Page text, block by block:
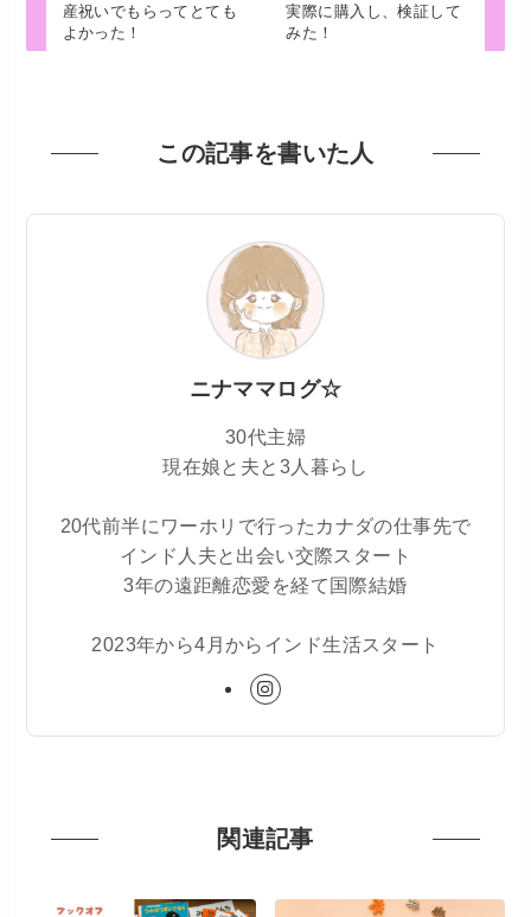
産祝いでもらってとても
よかった！
実際に購入し、検証して
みた！
この記事を書いた人
ニナママログ☆
30代主婦
現在娘と夫と3人暮らし
20代前半にワーホリで行ったカナダの仕事先で
インド人夫と出会い交際スタート
3年の遠距離恋愛を経て国際結婚
2023年から4月からインド生活スタート
関連記事